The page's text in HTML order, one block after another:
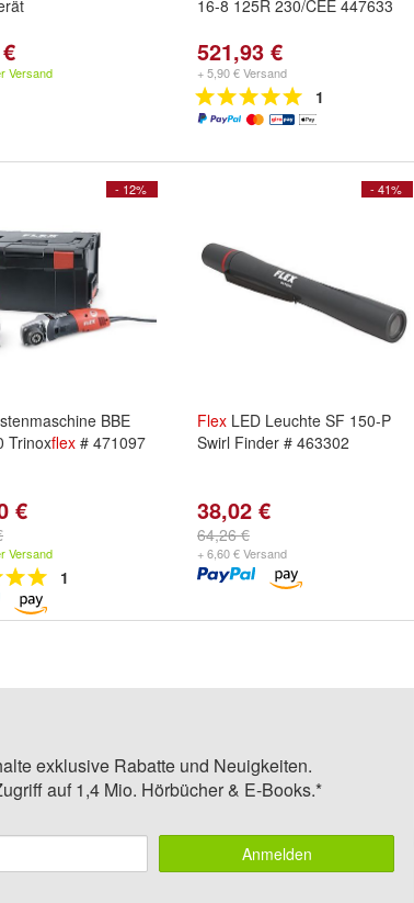
Versand
16-8 125R 230/CEE 447633
521,93 €
+ 5,90 € Versand
1
- 12%
BBE
Trinoxflex # 471097
€
Versand
1
- 41%
Flex LED Leuchte SF 150-P
Swirl Finder # 463302
38,02 €
64,26 €
+ 6,60 € Versand
exklusive Rabatte und Neuigkeiten.
auf 1,4 Mio. Hörbücher & E-Books.*
Anmelden